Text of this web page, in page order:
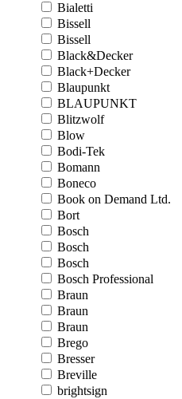
Bialetti
Bissell
Bissell
Black&Decker
Black+Decker
Blaupunkt
BLAUPUNKT
Blitzwolf
Blow
Bodi-Tek
Bomann
Boneco
Book on Demand Ltd.
Bort
Bosch
Bosch
Bosch
Bosch Professional
Braun
Braun
Braun
Brego
Bresser
Breville
brightsign